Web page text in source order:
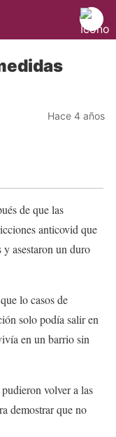
Hace 4 años
de que las
anticovid que
asestaron un duro
lo casos de
solo podía salir en
en un barrio sin
volver a las
demostrar que no